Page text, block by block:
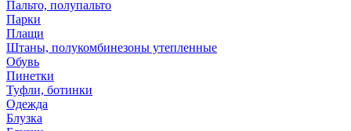
Пальто, полупальто
Парки
Плащи
Штаны, полукомбинезоны утепленные
Обувь
Пинетки
Туфли, ботинки
Одежда
Блузка